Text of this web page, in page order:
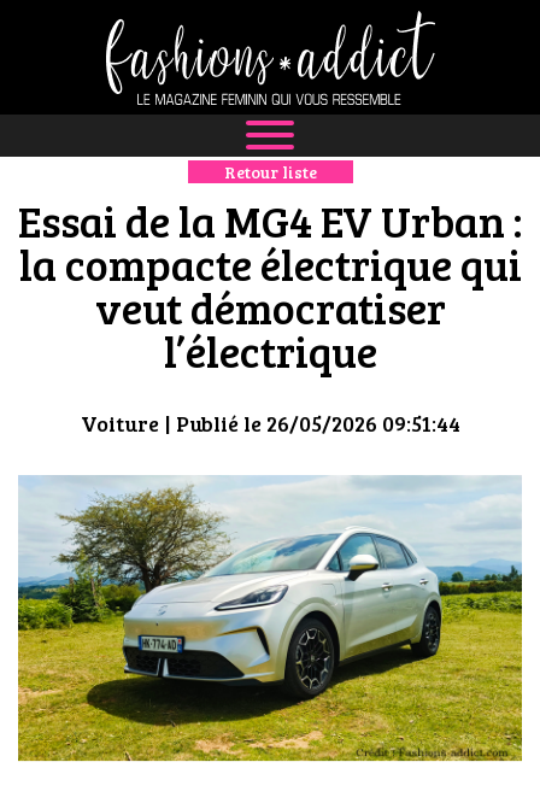
NEWS
MODE
LUXE
DÉFILÉS
BOUTIQUE
CULTURE
HIGH TECH
MAISON
AUTO
LIEUX TENDANCES
Retour liste
Essai de la MG4 EV Urban :
la compacte électrique qui
veut démocratiser
l’électrique
Voiture| Publié le 26/05/2026 09:51:44